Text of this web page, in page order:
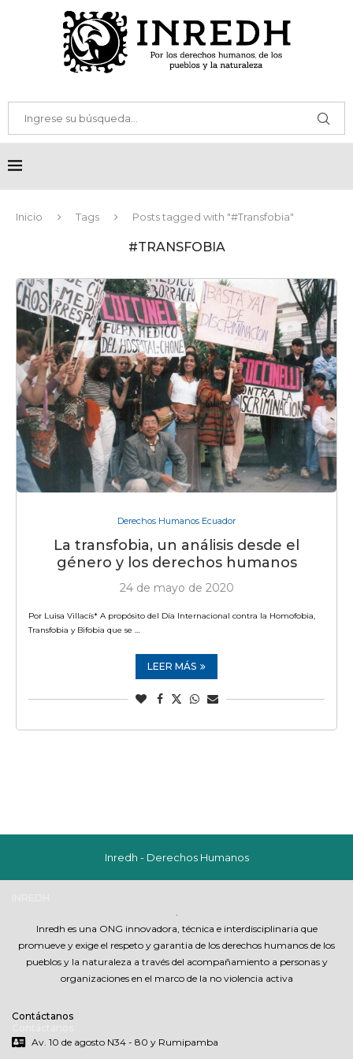
Inicio Tags Posts tagged with "#Transfobia"
#TRANSFOBIA
Derechos Humanos Ecuador
La transfobia, un análisis desde el
género y los derechos humanos
24 de mayo de 2020
Por Luisa Villacís* A propósito del Día Internacional contra la Homofobia,
Transfobia y Bifobia que se …
LEER MÁS
Inredh - Derechos Humanos
Inredh es una ONG innovadora, técnica e interdisciplinaria que
promueve y exige el respeto y garantia de los derechos humanos de los
pueblos y la naturaleza a través del acompañamiento a personas y
organizaciones en el marco de la no violencia activa
Contáctanos
Av. 10 de agosto N34 - 80 y Rumipamba